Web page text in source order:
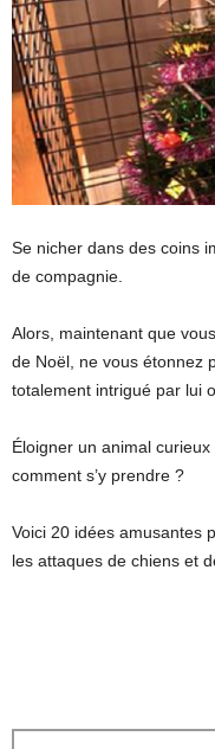
Se nicher dans des coins
de compagnie.
Alors, maintenant que
de Noël, ne vous étonnez
totalement intrigué par lui
Éloigner un animal
comment s’y prendre ?
Voici 20 idées amusantes
les attaques de chiens et